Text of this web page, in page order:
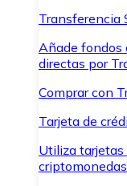
Transferencia
Añade fondos
directas por
Comprar con
Tarjeta de
Utiliza tarjetas